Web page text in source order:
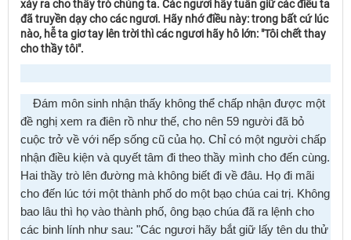
xảy ra cho thầy trò chúng ta. Các ngươi hãy tuân giữ các điều ta
đã truyền dạy cho các ngươi. Hãy nhớ điều này: trong bất cứ lúc
nào, hễ ta giơ tay lên trời thì các ngươi hãy hô lớn: "Tôi chết thay
cho thầy tôi".
Ðám môn sinh nhận thấy không thể chấp nhận được một
đề nghị xem ra điên rồ như thế, cho nên 59 người đã bỏ
cuộc trở về với nếp sống cũ của họ. Chỉ có một người chấp
nhận điều kiện và quyết tâm đi theo thầy mình cho đến cùng.
Hai thầy trò lên đường mà không biết đi về đâu. Họ đi mãi
cho đến lúc tới một thành phố do một bạo chúa cai trị. Không
bao lâu thì họ vào thành phố, ông bạo chúa đã ra lệnh cho
các binh lính như sau: "Các ngươi hãy bắt giữ lấy tên du thử